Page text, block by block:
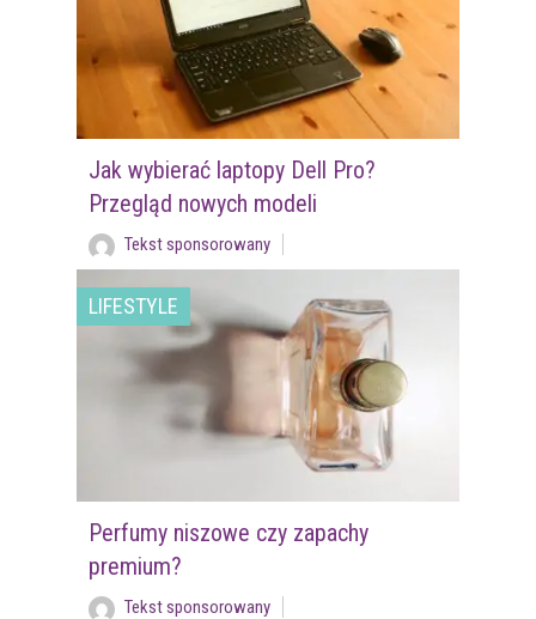
Jak wybierać laptopy Dell Pro?
Przegląd nowych modeli
Tekst sponsorowany
LIFESTYLE
Perfumy niszowe czy zapachy
premium?
Tekst sponsorowany